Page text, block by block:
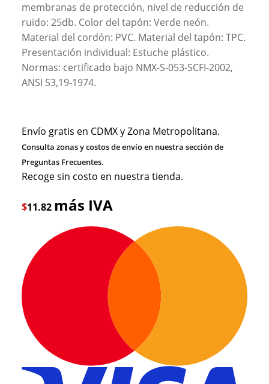
membranas de protección, nivel de reducción de
ruido: 25db. Color del tapón: Verde neón.
Material del cordón: PVC. Material del tapón: TPC.
Presentación individual: Estuche plástico.
Normas: certificado bajo NMX-S-053-SCFI-2002,
ANSI S3,19-1974.
Envío gratis en CDMX y Zona Metropolitana.
Consulta zonas y costos de envío en nuestra sección de
Preguntas Frecuentes.
Recoge sin costo en nuestra tienda.
$11.82 más IVA